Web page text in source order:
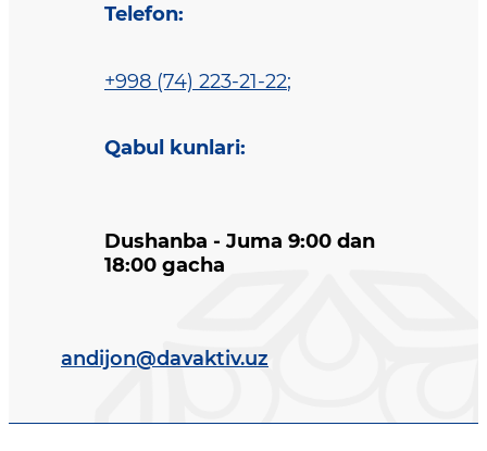
Telefon:
+998 (74) 223-21-22;
Qabul kunlari:
Dushanba - Juma 9:00 dan
18:00 gacha
andijon@davaktiv.uz